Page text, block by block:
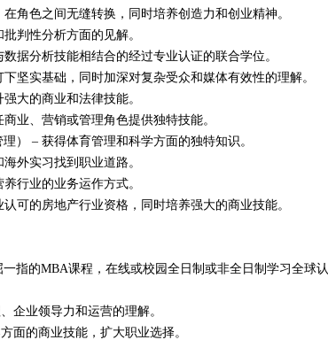
角色之间无缝转换，同时培养创造力和创业精神。
判性分析方面的见解。
据分析技能相结合的经过专业认证的联合学位。
坚实基础，同时加深对复杂受众和媒体有效性的理解。
大的商业和法律技能。
业、营销或管理角色提供独特技能。
） – 获得体育管理和科学方面的独特知识。
外实习找到职业道路。
行业的业务运作方式。
可的房地产行业资格，同时培养强大的商业技能。
指的MBA课程，在线或校园全日制或非全日制学习全球认
企业领导力和运营的理解。
面的商业技能，扩大职业选择。